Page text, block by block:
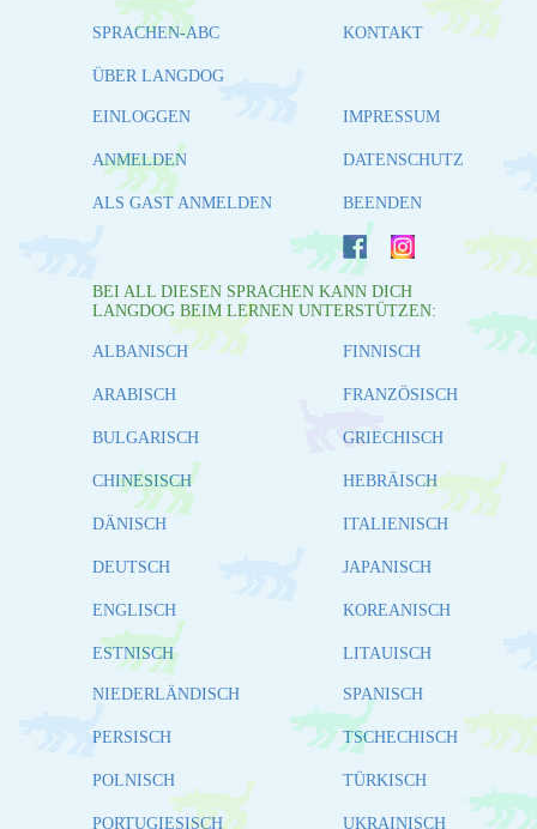
SPRACHEN-ABC
ÜBER LANGDOG
KONTAKT
EINLOGGEN
ANMELDEN
ALS GAST ANMELDEN
IMPRESSUM
DATENSCHUTZ
BEENDEN
BEI ALL DIESEN SPRACHEN KANN DICH
LANGDOG BEIM LERNEN UNTERSTÜTZEN:
ALBANISCH
ARABISCH
BULGARISCH
CHINESISCH
DÄNISCH
DEUTSCH
ENGLISCH
ESTNISCH
FINNISCH
FRANZÖSISCH
GRIECHISCH
HEBRÄISCH
ITALIENISCH
JAPANISCH
KOREANISCH
LITAUISCH
NIEDERLÄNDISCH
PERSISCH
POLNISCH
PORTUGIESISCH
SPANISCH
TSCHECHISCH
TÜRKISCH
UKRAINISCH